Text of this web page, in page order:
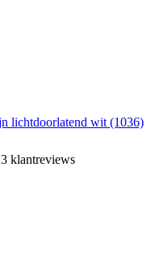
lichtdoorlatend wit (1036)
klantreviews